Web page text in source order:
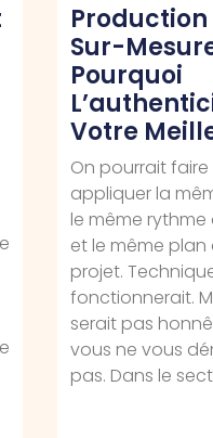
Sur-
Pourquoi
Votre
On pourrait faire
appliquer la
le même
et le même
projet.
fonctionnerait.
serait pas
vous ne vous
pas. Dans le